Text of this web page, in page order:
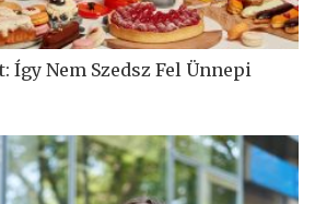
Így Nem Szedsz Fel Ünnepi